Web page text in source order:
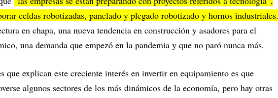
celdas robotizadas, panelado y plegado robotizado y hornos industriales.
en chapa, una nueva tendencia en construcción y asadores para el
una demanda que empezó en la pandemia y que no paró nunca más.
que explican este creciente interés en invertir en equipamiento es que
algunos sectores de los más dinámicos de la economía, pero hay otras